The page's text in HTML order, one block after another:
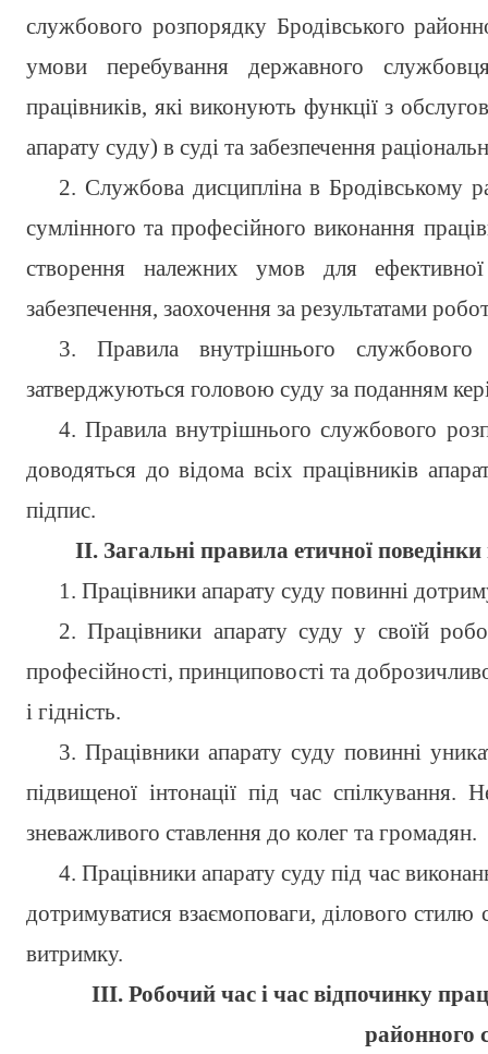
службового розпорядку Бродівського
умови перебування державного
працівників, які виконують функції з
апарату суду) в суді та забезпечення
2. Службова дисципліна в Бродівському
сумлінного та професійного виконання
створення належних умов для ефективної
забезпечення, заохочення за результатами
3. Правила внутрішнього
затверджуються головою суду за поданням
4. Правила внутрішнього службового
доводяться до відома всіх працівників
підпис.
ІІ. Загальні правила етичної
1. Працівники апарату суду повинні
2. Працівники апарату суду у своїй
професійності, принциповості та
і гідність.
3. Працівники апарату суду повинні
підвищеної інтонації під час спілкування.
зневажливого ставлення до колег та громадян.
4. Працівники апарату суду під час
дотримуватися взаємоповаги, ділового стилю
витримку.
ІІІ. Робочий час і час відпочинку
районного